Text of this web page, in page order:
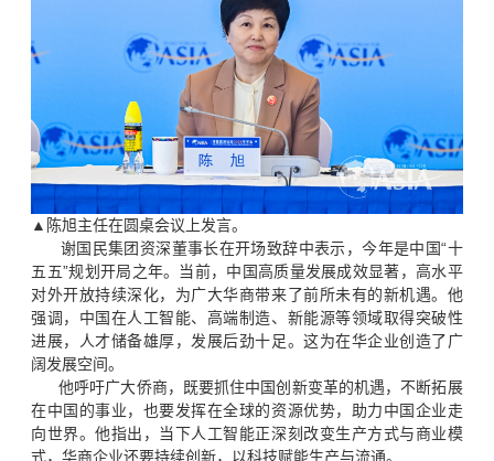
▲陈旭主任在圆桌会议上发言。
谢国民集团资深董事长在开场致辞中表示，今年是中国“十
五五”规划开局之年。当前，中国高质量发展成效显著，高水平
对外开放持续深化，为广大华商带来了前所未有的新机遇。他
强调，中国在人工智能、高端制造、新能源等领域取得突破性
进展，人才储备雄厚，发展后劲十足。这为在华企业创造了广
阔发展空间。
他呼吁广大侨商，既要抓住中国创新变革的机遇，不断拓展
在中国的事业，也要发挥在全球的资源优势，助力中国企业走
向世界。他指出，当下人工智能正深刻改变生产方式与商业模
式，华商企业还要持续创新，以科技赋能生产与流通。